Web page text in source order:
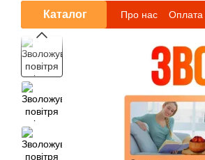
Каталог Про нас Оплата
Публічний